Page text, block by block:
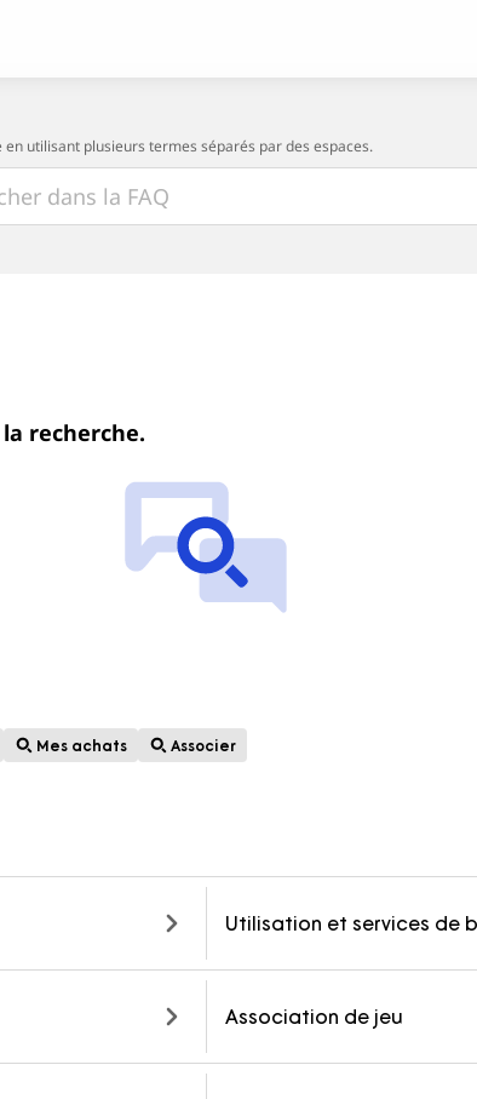
utilisant plusieurs termes séparés par des espaces.
recherche.
Mes achats Associer
Utilisation et services de
Association de jeu